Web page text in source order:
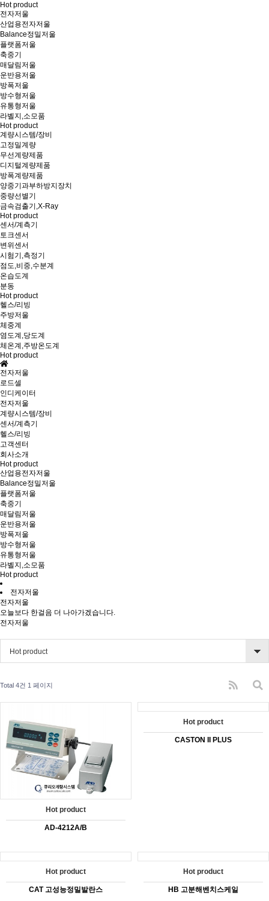
Hot product
전자저울
산업용전자저울
Balance정밀저울
플랫폼저울
축중기
매달림저울
운반용저울
방폭저울
방수형저울
유통형저울
라벨지,소모품
Hot product
계량시스템/장비
고정밀계량
무선계량제품
디지털계량제품
방폭계량제품
양중기과부하방지장치
중량선별기
금속검출기,X-Ray
Hot product
센서/계측기
토크센서
변위센서
시험기,측정기
점도,비중,수분계
온습도계
분동
Hot product
헬스/리빙
주방저울
체중계
염도계,당도계
체온계,주방온도계
Hot product
전자저울
로드셀
인디케이터
전자저울
계량시스템/장비
센서/계측기
헬스/리빙
고객센터
회사소개
Hot product
산업용전자저울
Balance정밀저울
플랫폼저울
축중기
매달림저울
운반용저울
방폭저울
방수형저울
유통형저울
라벨지,소모품
Hot product
전자저울
전자저울
오늘보다 한걸음 더 나아가겠습니다.
전자저울
Hot product
Total 4건 1 페이지
Hot product
AD-4212A/B
Hot product
CASTON II PLUS
Hot product
CAT 고성능정밀발란스
Hot product
HB 고분해벤치스케일